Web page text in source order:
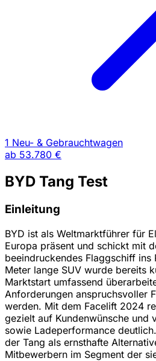
1 Neu- & Gebrauchtwagen
ab 53.780 €
BYD Tang Test
Einleitung
BYD ist als Weltmarktführer für
Europa präsent und schickt mit
beeindruckendes Flaggschiff ins
Meter lange SUV wurde bereits
Marktstart umfassend
Anforderungen anspruchsvoller
werden. Mit dem Facelift 2024
gezielt auf Kundenwünsche und
sowie Ladeperformance
der Tang als ernsthafte
Mitbewerbern im Segment der